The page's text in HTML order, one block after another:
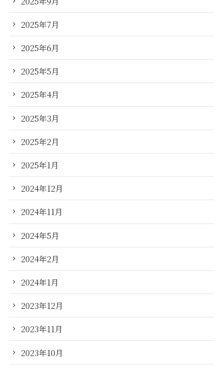
2025年7月
2025年6月
2025年5月
2025年4月
2025年3月
2025年2月
2025年1月
2024年12月
2024年11月
2024年5月
2024年2月
2024年1月
2023年12月
2023年11月
2023年10月